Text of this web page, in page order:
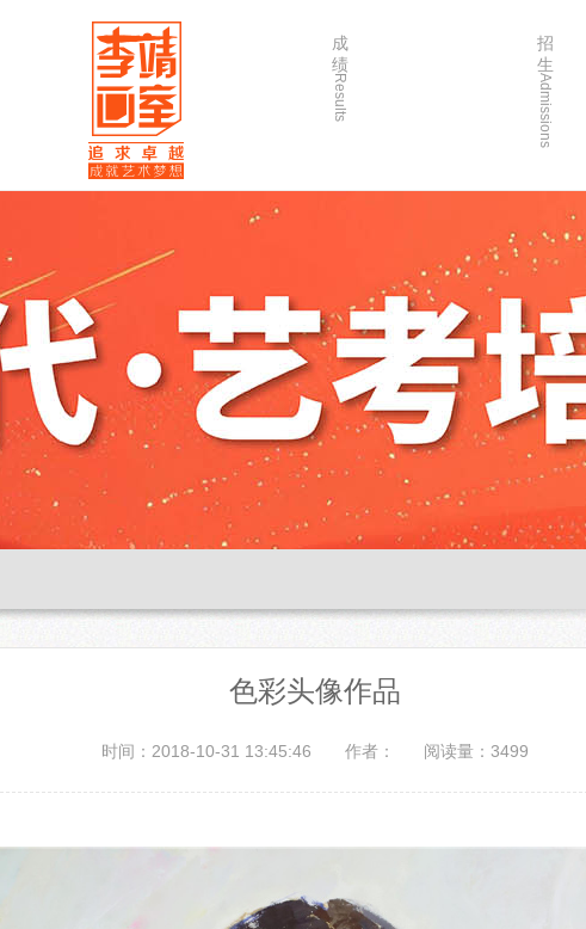
成
绩
Results
2020年
招
生
Admissions
院
家
入
色彩头像作品
时间：2018-10-31 13:45:46 作者： 阅读量：3499